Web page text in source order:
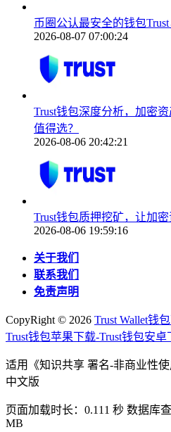
币圈公认最安全的钱包
2026-08-07 07:00:24
Trust钱包深度分析，加密
值得选？
2026-08-06 20:42:21
Trust钱包质押挖矿，让加
2026-08-06 19:59:16
关于我们
联系我们
免责声明
CopyRight © 2026 Trust Wallet钱
Trust钱包苹果下载-Trust钱包安卓
适用《知识共享 署名-非商业性
中文版
页面加载时长：0.111 秒 数据库
MB